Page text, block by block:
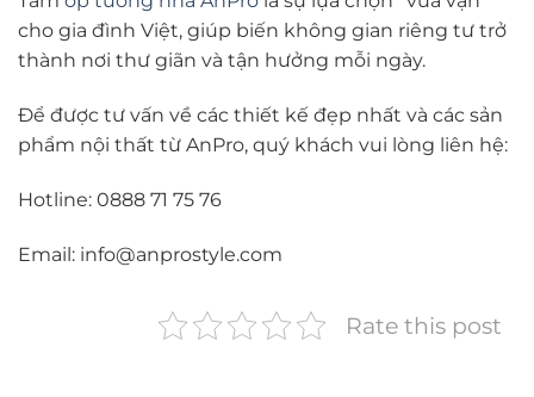
cho gia đình Việt, giúp biến không gian riêng tư trở
thành nơi thư giãn và tận hưởng mỗi ngày.
Để được tư vấn về các thiết kế đẹp nhất và các sản
phẩm nội thất từ AnPro, quý khách vui lòng liên hệ:
Hotline: 0888 71 75 76
Email: info@anprostyle.com
Rate this post